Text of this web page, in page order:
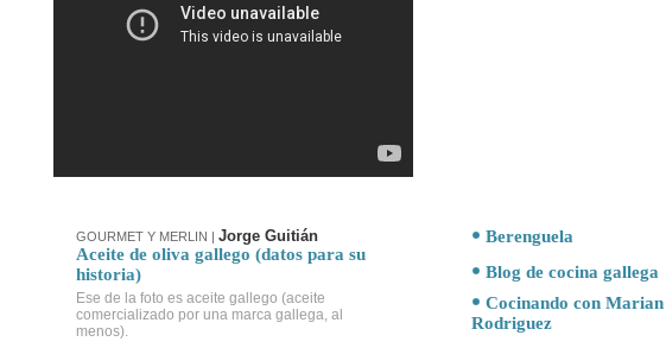
GOURMET Y MERLIN | Jorge Guitián
Aceite de oliva gallego (datos para su
historia)
Ese de la foto es aceite gallego (aceite
comercializado por una marca gallega, al
menos).
Berenguela
Blog de cocina gallega
Cocinando con Marian
Rodriguez